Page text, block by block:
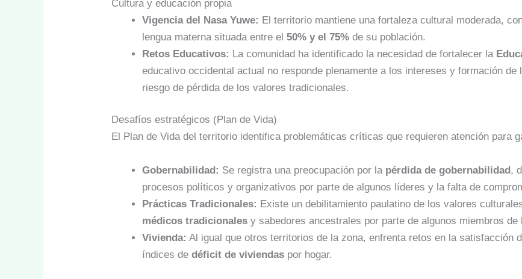
Cultura y educación propia
Vigencia del Nasa Yuwe: El territorio mantiene una fortaleza cultural moderada,
lengua materna situada entre el50% y el 75% de su población.
Retos Educativos: La comunidad ha identificado la necesidad de fortalecer la
educativo occidental actual no responde plenamente a los intereses y formación de
riesgo de pérdida de los valores tradicionales.
Desafíos estratégicos (Plan de Vida)
El Plan de Vida del territorio identifica problemáticas críticas que requieren atención para
Gobernabilidad: Se registra una preocupación por la pérdida de gobernabilidad,
procesos políticos y organizativos por parte de algunos líderes y la falta de
Prácticas Tradicionales: Existe un debilitamiento paulatino de los valores
médicos tradicionales y sabedores ancestrales por parte de algunos miembros de
Vivienda: Al igual que otros territorios de la zona, enfrenta retos en la satisfacción
índices dedéficit de viviendas por hogar.